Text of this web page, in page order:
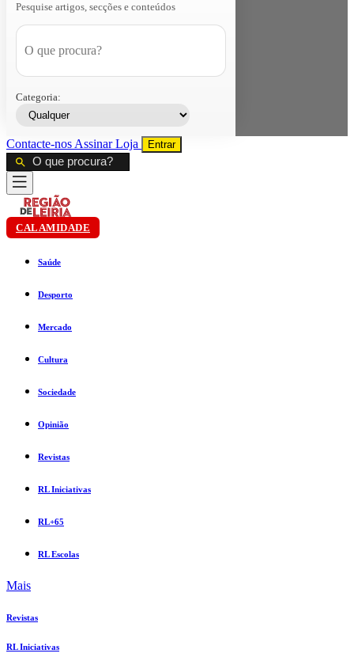
Pesquise artigos, secções e conteúdos
Categoria:
Contacte-nos AssinarLoja Entrar
CALAMIDADE
Saúde
Desporto
Mercado
Cultura
Sociedade
Opinião
Revistas
RL Iniciativas
RL+65
RL Escolas
Mais
Revistas
RL Iniciativas